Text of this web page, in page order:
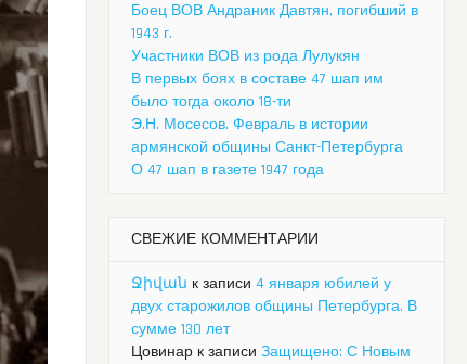
Боец ВОВ Андраник Давтян, погибший в
1943 г.
Участники ВОВ из рода Лулукян
В первых боях в составе 47 шап им
было тогда около 18-ти
Э.Н. Мосесов. Февраль в истории
армянской общины Санкт-Петербурга
О 47 шап в газете 1947 года
СВЕЖИЕ КОММЕНТАРИИ
Ջիվան к записи 4 января юбилей у
двух старожилов общины Петербурга. В
сумме 130 лет
Цовинар к записи Защищено: С Новым